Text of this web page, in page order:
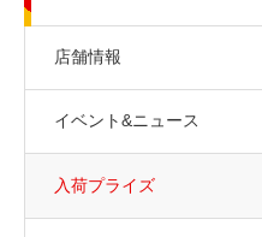
店舗情報
イベント&ニュース
入荷プライズ